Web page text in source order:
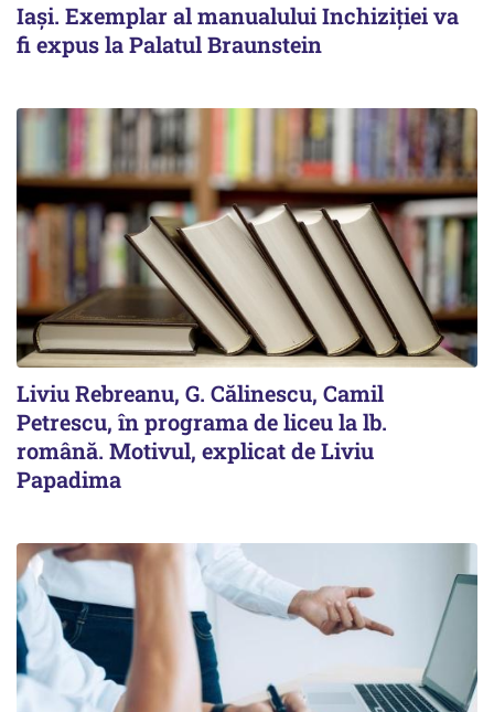
Iași. Exemplar al manualului Inchiziției va
fi expus la Palatul Braunstein
Liviu Rebreanu, G. Călinescu, Camil
Petrescu, în programa de liceu la lb.
română. Motivul, explicat de Liviu
Papadima